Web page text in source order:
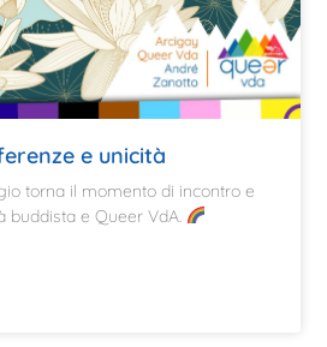
e unicità
torna il momento di incontro e
e Queer VdA.